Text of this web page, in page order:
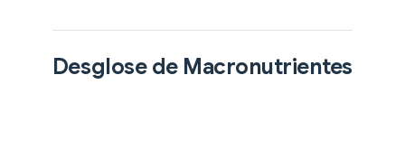
Desglose de Macronutrientes